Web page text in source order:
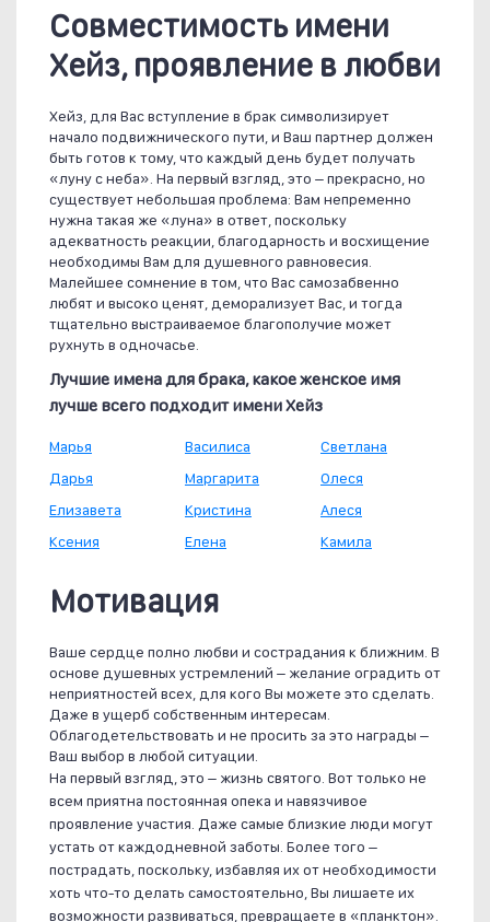
Совместимость имени
Хейз, проявление в любви
Хейз, для Вас вступление в брак символизирует
начало подвижнического пути, и Ваш партнер должен
быть готов к тому, что каждый день будет получать
«луну с неба». На первый взгляд, это – прекрасно, но
существует небольшая проблема: Вам непременно
нужна такая же «луна» в ответ, поскольку
адекватность реакции, благодарность и восхищение
необходимы Вам для душевного равновесия.
Малейшее сомнение в том, что Вас самозабвенно
любят и высоко ценят, деморализует Вас, и тогда
тщательно выстраиваемое благополучие может
рухнуть в одночасье.
Лучшие имена для брака, какое женское имя
лучше всего подходит имени Хейз
Марья
Дарья
Елизавета
Ксения
Василиса
Маргарита
Кристина
Елена
Светлана
Олеся
Алеся
Камила
Мотивация
Ваше сердце полно любви и сострадания к ближним. В
основе душевных устремлений – желание оградить от
неприятностей всех, для кого Вы можете это сделать.
Даже в ущерб собственным интересам.
Облагодетельствовать и не просить за это награды –
Ваш выбор в любой ситуации.
На первый взгляд, это – жизнь святого. Вот только не
всем приятна постоянная опека и навязчивое
проявление участия. Даже самые близкие люди могут
устать от каждодневной заботы. Более того –
пострадать, поскольку, избавляя их от необходимости
хоть что-то делать самостоятельно, Вы лишаете их
возможности развиваться, превращаете в «планктон».